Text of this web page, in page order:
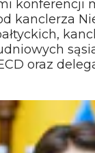
konferencji
kanclerza
oraz